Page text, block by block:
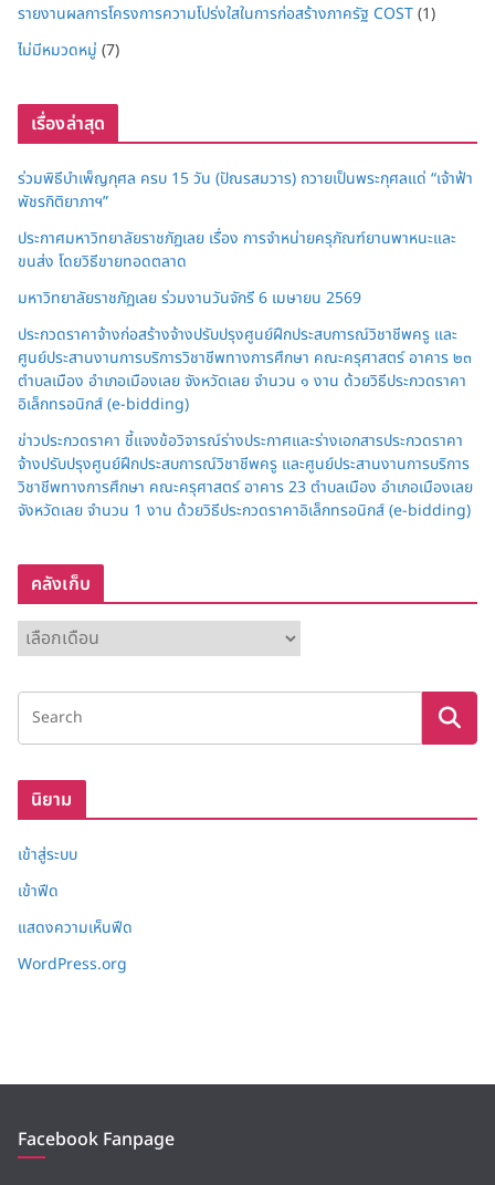
รายงานผลการโครงการความโปร่งใสในการก่อสร้างภาครัฐ COST(1)
ไม่มีหมวดหมู่ (7)
เรื่องล่าสุด
ร่วมพิธีบำเพ็ญกุศล ครบ 15 วัน (ปัณรสมวาร) ถวายเป็นพระกุศลแด่ “เจ้าฟ้า
พัชรกิติยาภาฯ”
ประกาศมหาวิทยาลัยราชภัฏเลย เรื่อง การจำหน่ายครุภัณฑ์ยานพาหนะและ
ขนส่ง โดยวิธีขายทอดตลาด
มหาวิทยาลัยราชภัฏเลย ร่วมงานวันจักรี 6 เมษายน 2569
ประกวดราคาจ้างก่อสร้างจ้างปรับปรุงศูนย์ฝึกประสบการณ์วิชาชีพครู และ
ศูนย์ประสานงานการบริการวิชาชีพทางการศึกษา คณะครุศาสตร์ อาคาร ๒๓
ตำบลเมือง อำเภอเมืองเลย จังหวัดเลย จำนวน ๑ งาน ด้วยวิธีประกวดราคา
อิเล็กทรอนิกส์ (e-bidding)
ข่าวประกวดราคา ชี้แจงข้อวิจารณ์ร่างประกาศและร่างเอกสารประกวดราคา
จ้างปรับปรุงศูนย์ฝึกประสบการณ์วิชาชีพครู และศูนย์ประสานงานการบริการ
วิชาชีพทางการศึกษา คณะครุศาสตร์ อาคาร 23 ตำบลเมือง อำเภอเมืองเลย
จังหวัดเลย จำนวน 1 งาน ด้วยวิธีประกวดราคาอิเล็กทรอนิกส์ (e-bidding)
คลังเก็บ
ลั
ง
ก็
นิยาม
เข้าสู่ระบบ
เข้าฟีด
แสดงความเห็นฟีด
WordPress.org
Facebook Fanpage